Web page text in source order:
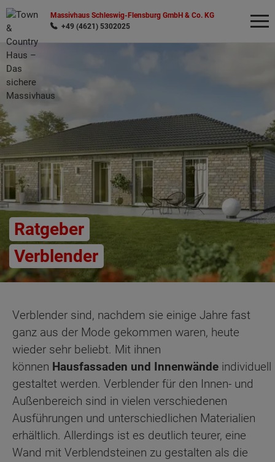
Massivhaus Schleswig-Flensburg GmbH & Co. KG
+49 (4621) 5302025
Ratgeber
Verblender
Verblender sind, nachdem sie einige Jahre fast
ganz aus der Mode gekommen waren, heute
wieder sehr beliebt. Mit ihnen
können Hausfassaden und Innenwände individuell
gestaltet werden. Verblender für den Innen- und
Außenbereich sind in vielen verschiedenen
Ausführungen und unterschiedlichen Materialien
erhältlich. Allerdings ist es deutlich teurer, eine
Wand mit Verblendsteinen zu gestalten als die
Wonach möchten Sie suchen?